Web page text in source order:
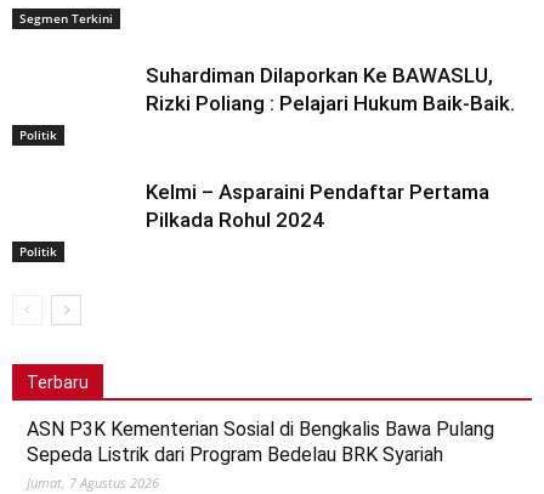
Segmen Terkini
Politik
Suhardiman Dilaporkan Ke BAWASLU,
Rizki Poliang : Pelajari Hukum Baik-Baik.
Politik
Kelmi – Asparaini Pendaftar Pertama
Pilkada Rohul 2024
Terbaru
ASN P3K Kementerian Sosial di Bengkalis Bawa Pulang
Sepeda Listrik dari Program Bedelau BRK Syariah
Jumat, 7 Agustus 2026